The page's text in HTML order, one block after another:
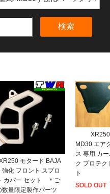
検索
モタード BAJA
強化 フロント スプロ
カバー セット ＊ご
数量限定製作パーツ
MD30 エア
ス 専用 カ
ク プロテク
ト
SOLD OUT